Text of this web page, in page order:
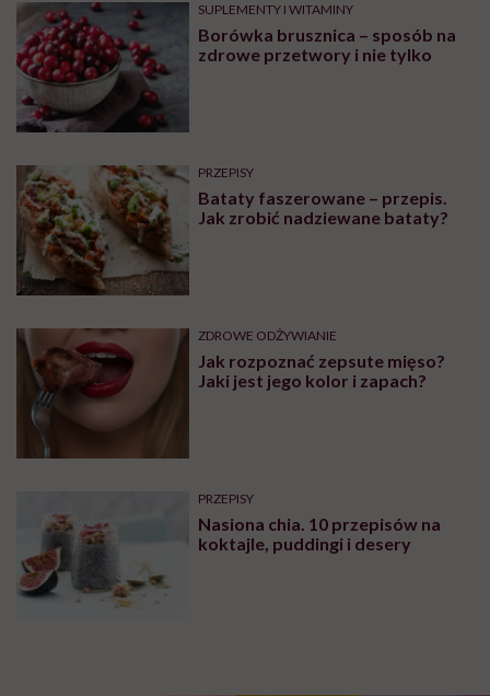
SUPLEMENTY I WITAMINY
Borówka brusznica – sposób na
zdrowe przetwory i nie tylko
PRZEPISY
Bataty faszerowane – przepis.
Jak zrobić nadziewane bataty?
ZDROWE ODŻYWIANIE
Jak rozpoznać zepsute mięso?
Jaki jest jego kolor i zapach?
PRZEPISY
Nasiona chia. 10 przepisów na
koktajle, puddingi i desery